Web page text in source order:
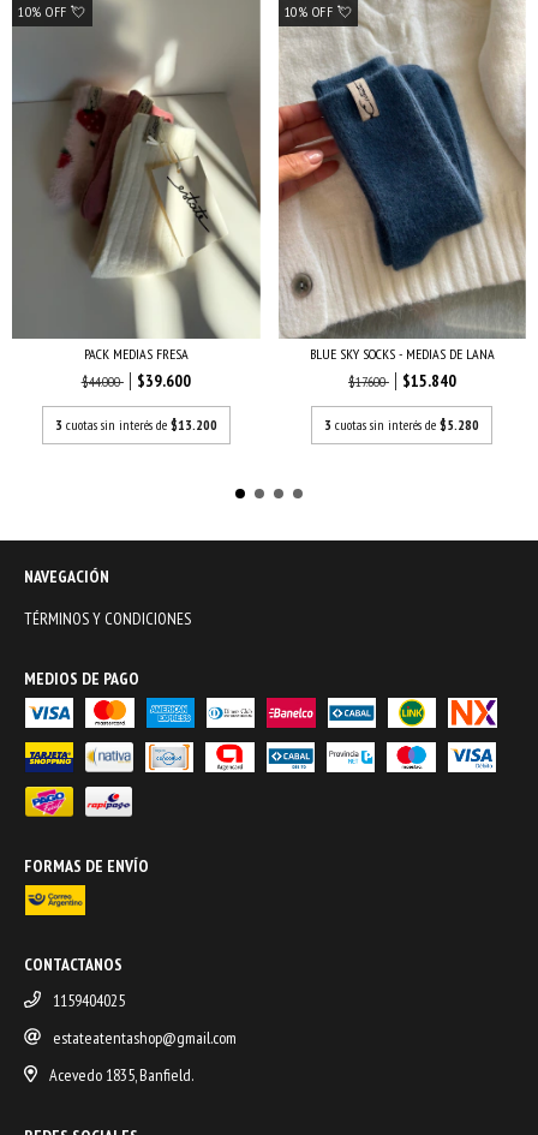
10% OFF 💘
PACK MEDIAS FRESA
$44.000
$39.600
3 cuotas sin interés de $13.200
10% OFF 💘
BLUE SKY SOCKS - MEDIAS DE LANA
$17.600
$15.840
3 cuotas sin interés de$5.280
NAVEGACIÓN
TÉRMINOS Y CONDICIONES
MEDIOS DE PAGO
FORMAS DE ENVÍO
CONTACTANOS
1159404025
estateatentashop@gmail.com
Acevedo 1835, Banfield.